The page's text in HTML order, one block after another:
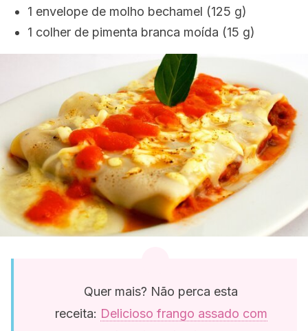
1 envelope de molho bechamel (125 g)
1 colher de pimenta branca moída (15 g)
Quer mais? Não perca esta
receita: Delicioso frango assado com